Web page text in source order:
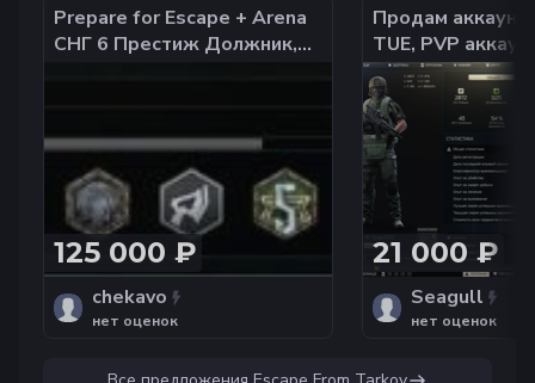
Prepare for Escape + Arena
СНГ 6 Престиж Должник,
125 000 ₽
chekavo
нет оценок
Продам аккаунт
TUE, PVP
престиж, 43
отличный схрон
21 000 ₽
Seagull
нет оценок